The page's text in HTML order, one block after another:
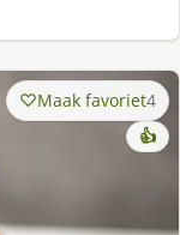
Maak favoriet4
👍